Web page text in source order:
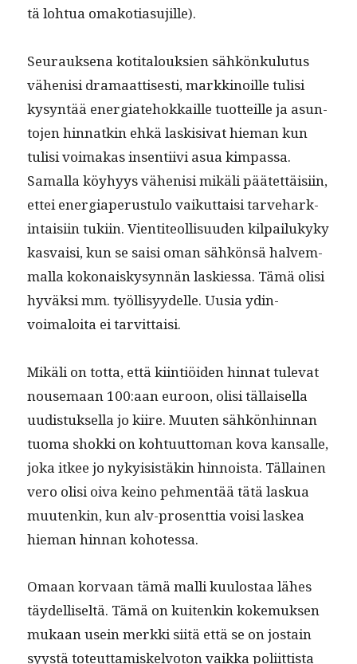
tä lohtua omakotiasujille).
Seu­rauk­se­na koti­talouk­sien sähkönku­lu­tus
vähenisi dra­maat­tis­es­ti, markki­noille tulisi
kysyn­tää ener­giate­hokkaille tuot­teille ja asun­
to­jen hin­natkin ehkä lask­i­si­vat hie­man kun
tulisi voimakas insen­ti­ivi asua kim­pas­sa.
Samal­la köy­hyys vähenisi mikäli päätet­täisi­in,
ettei ener­gia­pe­rus­tu­lo vaikut­taisi tarve­hark­
in­taisi­in tuki­in. Vien­ti­te­ol­lisu­u­den kil­pailukyky
kas­vaisi, kun se saisi oman sähkön­sä halvem­
mal­la kokon­aiskysyn­nän lask­ies­sa. Tämä olisi
hyväk­si mm. työl­lisyy­delle. Uusia ydin­
voimaloi­ta ei tarvittaisi.
Mikäli on tot­ta, että kiin­tiöi­den hin­nat tule­vat
nouse­maan 100:aan euroon, olisi täl­laisel­la
uud­is­tuk­sel­la jo kiire. Muuten sähkön­hin­nan
tuo­ma shok­ki on kohtu­ut­toman kova kansalle,
joka itkee jo nyky­i­sistäkin hin­noista. Täl­lainen
vero olisi oiva keino pehmen­tää tätä laskua
muutenkin, kun alv-pros­ent­tia voisi laskea
hie­man hin­nan kohotessa.
Omaan kor­vaan tämä malli kuu­lostaa läh­es
täy­del­liseltä. Tämä on kuitenkin koke­muk­sen
mukaan usein merk­ki siitä että se on jostain
syys­tä toteut­tamiskelvo­ton vaik­ka poli­it­tista